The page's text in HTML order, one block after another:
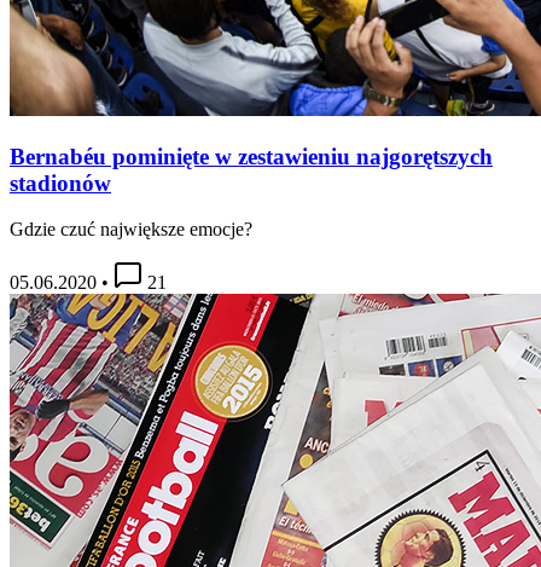
Bernabéu pominięte w zestawieniu najgorętszych
stadionów
Gdzie czuć największe emocje?
05.06.2020 • 21